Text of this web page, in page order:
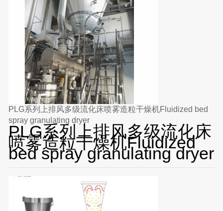
PLG系列上排风多级流化床喷雾造粒干燥机Fluidized bed
spray granulating dryer
PLG系列上排风多级流化床
喷雾造粒干燥机Fluidized
bed spray granulating dryer